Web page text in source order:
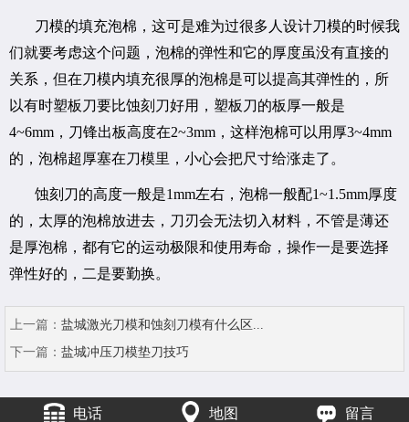
刀模的填充泡棉，这可是难为过很多人设计刀模的时候我
们就要考虑这个问题，泡棉的弹性和它的厚度虽没有直接的
关系，但在刀模内填充很厚的泡棉是可以提高其弹性的，所
以有时塑板刀要比蚀刻刀好用，塑板刀的板厚一般是
4~6mm，刀锋出板高度在2~3mm，这样泡棉可以用厚3~4mm
的，泡棉超厚塞在刀模里，小心会把尺寸给涨走了。
蚀刻刀的高度一般是1mm左右，泡棉一般配1~1.5mm厚度
的，太厚的泡棉放进去，刀刃会无法切入材料，不管是薄还
是厚泡棉，都有它的运动极限和使用寿命，操作一是要选择
弹性好的，二是要勤换。
上一篇： 盐城激光刀模和蚀刻刀模有什么区...
下一篇： 盐城冲压刀模垫刀技巧
电话 地图 留言